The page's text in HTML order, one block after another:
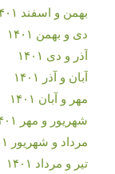
بهمن و اسفند ۱۴۰۱
دی و بهمن ۱۴۰۱
آذر و دی ۱۴۰۱
آبان و آذر ۱۴۰۱
مهر و آبان ۱۴۰۱
شهریور و مهر ۱۴۰۱
مرداد و شهریور ۱۴۰۱
تیر و مرداد ۱۴۰۱